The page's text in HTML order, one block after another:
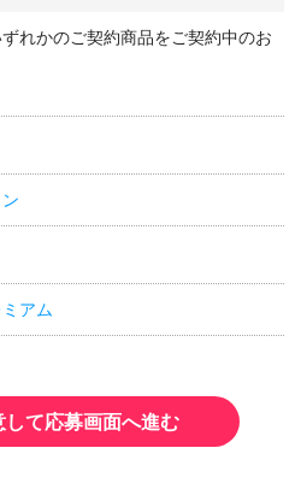
れかのご契約商品をご契約中のお
アム
て応募画面へ進む